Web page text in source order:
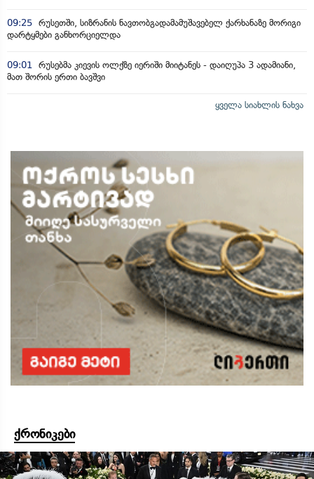
09:25 რუსეთში, სიზრანის ნავთობგადამამუშავებელ ქარხანაზე მორიგი
დარტყმები განხორციელდა
09:01 რუსებმა კიევის ოლქზე იერიში მიიტანეს - დაიღუპა 3 ადამიანი,
მათ შორის ერთი ბავშვი
ყველა სიახლის ნახვა
ქრონიკები